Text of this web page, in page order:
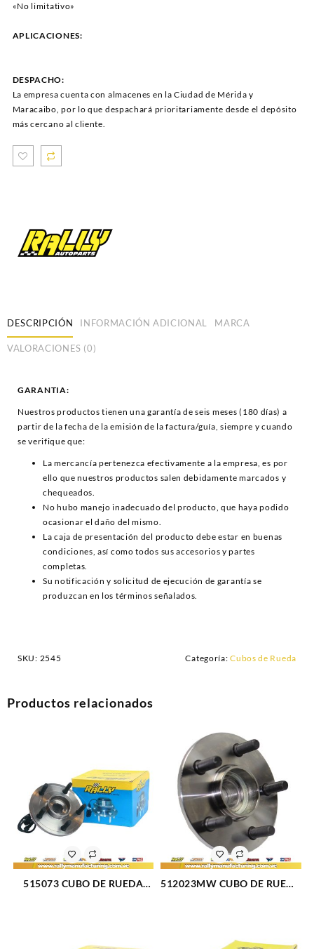
«No limitativo»
APLICACIONES:
DESPACHO:
La empresa cuenta con almacenes en la Ciudad de Mérida y
Maracaibo, por lo que despachará prioritariamente desde el depósito
más cercano al cliente.
DESCRIPCIÓN INFORMACIÓN ADICIONAL MARCA
VALORACIONES (0)
GARANTIA:
Nuestros productos tienen una garantía de seis meses (180 días) a
partir de la fecha de la emisión de la factura/guía, siempre y cuando
se verifique que:
La mercancía pertenezca efectivamente a la empresa, es por
ello que nuestros productos salen debidamente marcados y
chequeados.
No hubo manejo inadecuado del producto, que haya podido
ocasionar el daño del mismo.
La caja de presentación del producto debe estar en buenas
condiciones, así como todos sus accesorios y partes
completas.
Su notificación y solicitud de ejecución de garantía se
produzcan en los términos señalados.
SKU: 2545 Categoría:Cubos de Rueda
Productos relacionados
515073 CUBO DE RUEDA
512023MW CUBO DE RUEDA